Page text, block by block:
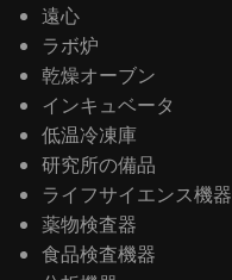
遠心
ラボ炉
乾燥オーブン
インキュベータ
低温冷凍庫
研究所の備品
ライフサイエンス機器
薬物検査器
食品検査機器